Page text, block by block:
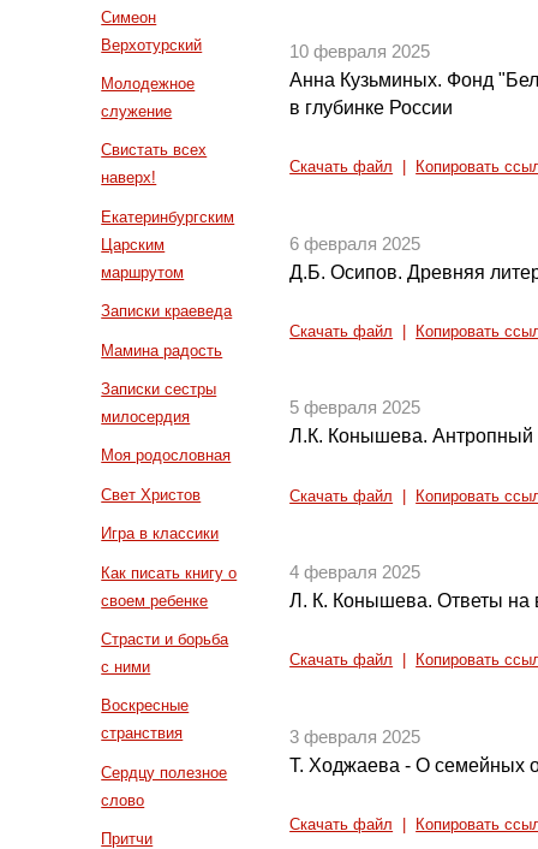
Симеон
Верхотурский
Молодежное
служение
Свистать всех
наверх!
Екатеринбургским
Царским
маршрутом
Записки краеведа
Мамина радость
Записки сестры
милосердия
Моя родословная
Свет Христов
Игра в классики
Как писать книгу о
своем ребенке
Страсти и борьба
с ними
Воскресные
странствия
Сердцу полезное
слово
Притчи
10 февраля 2025
Анна Кузьминых. Фонд
в глубинке России
Скачать файл Копировать
6 февраля 2025
Д.Б. Осипов. Древняя
Скачать файл Копировать
5 февраля 2025
Л.К. Конышева. Антропный
Скачать файл Копировать
4 февраля 2025
Л. К. Конышева. Ответы на
Скачать файл Копировать
3 февраля 2025
Т. Ходжаева - О семейных
Скачать файл Копировать